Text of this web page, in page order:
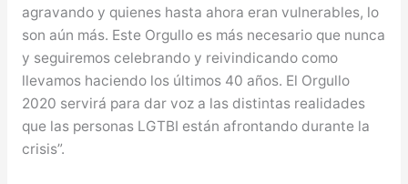
agravando y quienes hasta ahora eran vulnerables, lo
son aún más. Este Orgullo es más necesario que nunca
y seguiremos celebrando y reivindicando como
llevamos haciendo los últimos 40 años. El Orgullo
2020 servirá para dar voz a las distintas realidades
que las personas LGTBI están afrontando durante la
crisis”.